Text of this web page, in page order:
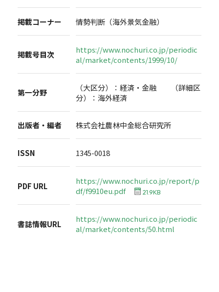
掲載コーナー 情勢判断（海外景気金融）
掲載号目次
https://www.nochuri.co.jp/periodic
al/market/contents/1999/10/
第一分野
（大区分）：経済・金融 （詳細区
分）：海外経済
出版者・編者 株式会社農林中金総合研究所
ISSN 1345-0018
PDF URL
https://www.nochuri.co.jp/report/p
df/f9910eu.pdf
21.9KB
書誌情報URL
https://www.nochuri.co.jp/periodic
al/market/contents/50.html